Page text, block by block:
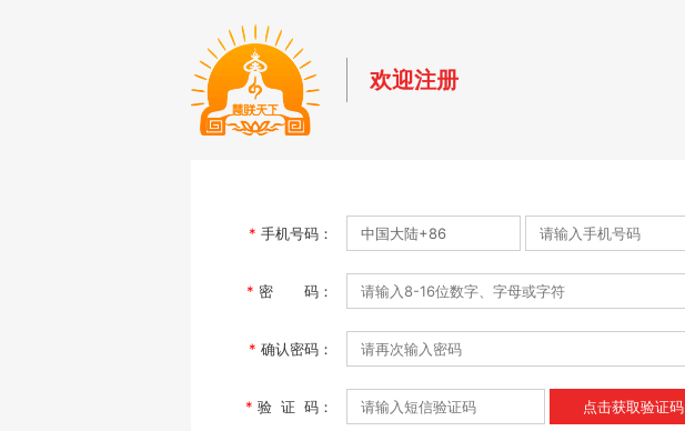
欢迎注册
* 手机号码：
* 密 码：
* 确认密码：
* 验 证 码： 点击获取验证码